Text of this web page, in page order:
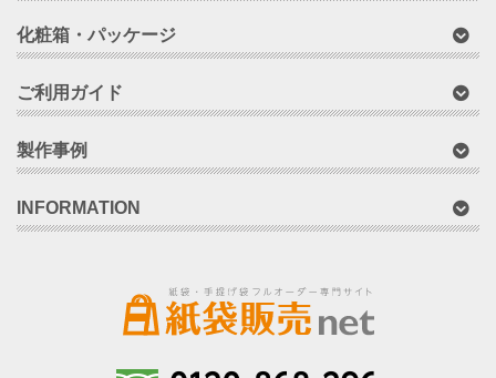
化粧箱・パッケージ
ご利用ガイド
製作事例
INFORMATION